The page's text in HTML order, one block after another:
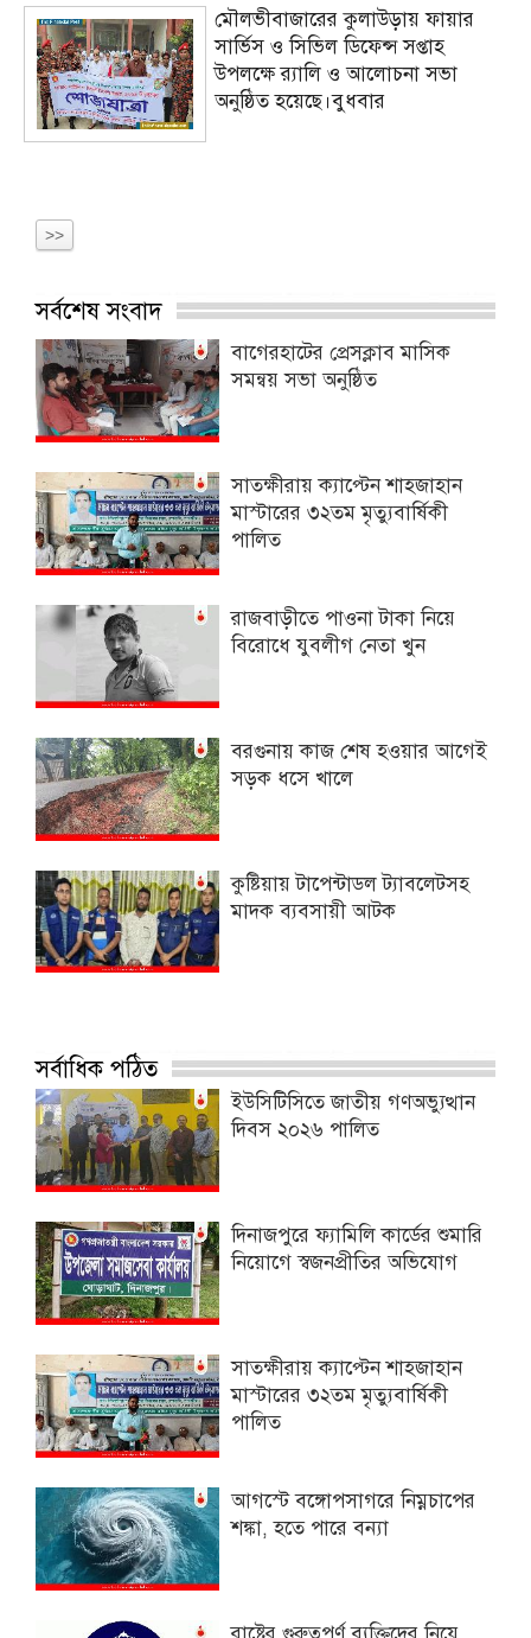
মৌলভীবাজারের কুলাউড়ায় ফায়ার
সার্ভিস ও সিভিল ডিফেন্স সপ্তাহ
উপলক্ষে র‍্যালি ও আলোচনা সভা
অনুষ্ঠিত হয়েছে।বুধবার
>>
সর্বশেষ সংবাদ
বাগেরহাটের প্রেসক্লাব মাসিক
সমন্বয় সভা অনুষ্ঠিত
সাতক্ষীরায় ক্যাপ্টেন শাহজাহান
মাস্টারের ৩২তম মৃত্যুবার্ষিকী
পালিত
রাজবাড়ীতে পাওনা টাকা নিয়ে
বিরোধে যুবলীগ নেতা খুন
বরগুনায় কাজ শেষ হওয়ার আগেই
সড়ক ধসে খালে
কুষ্টিয়ায় টাপেন্টাডল ট্যাবলেটসহ
মাদক ব্যবসায়ী আটক
সর্বাধিক পঠিত
ইউসিটিসিতে জাতীয় গণঅভ্যুত্থান
দিবস ২০২৬ পালিত
দিনাজপুরে ফ্যামিলি কার্ডের শুমারি
নিয়োগে স্বজনপ্রীতির অভিযোগ
সাতক্ষীরায় ক্যাপ্টেন শাহজাহান
মাস্টারের ৩২তম মৃত্যুবার্ষিকী
পালিত
আগস্টে বঙ্গোপসাগরে নিম্নচাপের
শঙ্কা, হতে পারে বন্যা